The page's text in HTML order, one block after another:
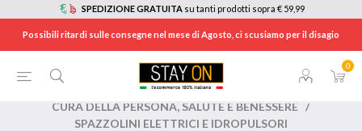
SPEDIZIONE GRATUITA su tanti prodotti sopra € 59,99
Possibili ritardi sulle consegne nel mese di Agosto, ci scusiamo per il disagio
0
/ BRANDS / ORAL-B
CURA DELLA PERSONA, SALUTE E BENESSERE /
SPAZZOLINI ELETTRICI E IDROPULSORI